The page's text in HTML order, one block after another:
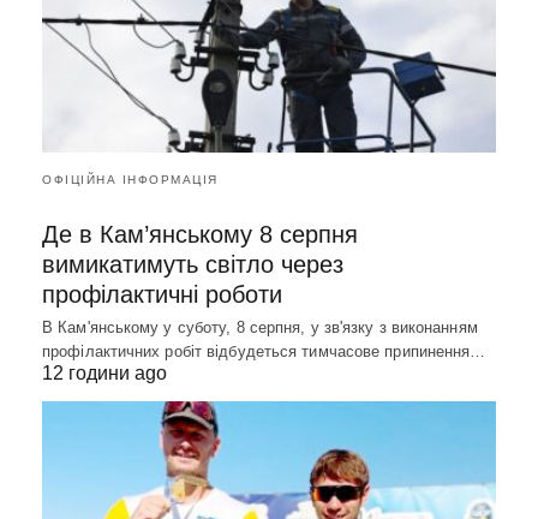
ОФІЦІЙНА ІНФОРМАЦІЯ
Де в Кам’янському 8 серпня
вимикатимуть світло через
профілактичні роботи
В Кам'янському у суботу, 8 серпня, у зв'язку з виконанням
профілактичних робіт відбудеться тимчасове припинення…
12 години ago